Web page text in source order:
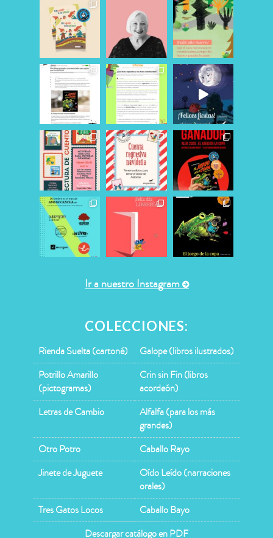
Ir a nuestro Instagram
COLECCIONES:
Rienda Suelta (cartoné)
Galope (libros ilustrados)
Potrillo Amarillo
(pictogramas)
Crin sin Fin (libros
acordeón)
Letras de Cambio
Alfalfa (para los más
grandes)
Otro Potro
Caballo Rayo
Jinete de Juguete
Oído Leído (narraciones
orales)
Tres Gatos Locos
Caballo Bayo
Descargar catálogo en PDF